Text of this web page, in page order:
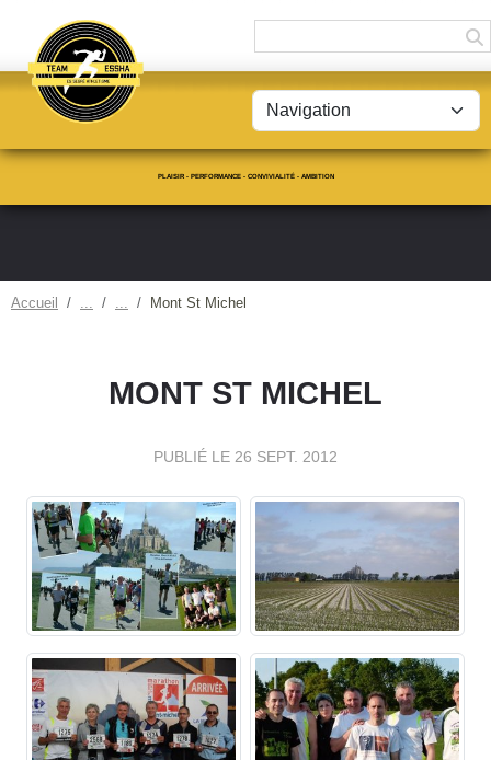
PLAISIR - PERFORMANCE - CONVIVIALITÉ - AMBITION
Accueil Mont St Michel
MONT ST MICHEL
PUBLIÉ LE 26 SEPT. 2012